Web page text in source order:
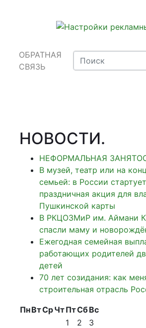
ОБРАТНАЯ
СВЯЗЬ
НОВОСТИ.
НЕФОРМАЛЬНАЯ
В музей, театр или на
семьей: в России стартует
праздничная акция для
Пушкинской карты
В РКЦОЗМиР им. Аймани
спасли маму и
Ежегодная семейная
работающих родителей
детей
70 лет созидания: как
строительная отрасль
ПнВтСрЧтПтСбВс
1
2
3